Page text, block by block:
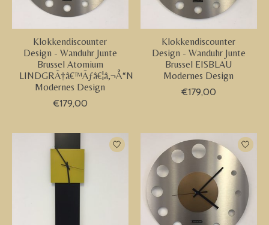
Klokkendiscounter
Design - Wanduhr Junte
Brussel Atomium
LINDGRÃ†â€™Ãƒâ€¦â‚¬Å“N
Modernes Design
€179,00
Klokkendiscounter
Design - Wanduhr Junte
Brussel EISBLAU
Modernes Design
€179,00